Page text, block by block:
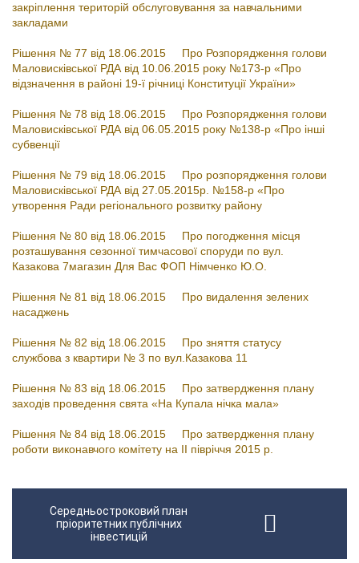
закріплення територій обслуговування за навчальними
закладами
Рішення № 77 від 18.06.2015 Про Розпорядження голови
Маловисківської РДА від 10.06.2015 року №173-р «Про
відзначення в районі 19-ї річниці Конституції України»
Рішення № 78 від 18.06.2015 Про Розпорядження голови
Маловисківської РДА від 06.05.2015 року №138-р «Про інші
субвенції
Рішення № 79 від 18.06.2015 Про розпорядження голови
Маловисківської РДА від 27.05.2015р. №158-р «Про
утворення Ради регіонального розвитку району
Рішення № 80 від 18.06.2015 Про погодження місця
розташування сезонної тимчасової споруди по вул.
Казакова 7магазин Для Вас ФОП Німченко Ю.О.
Рішення № 81 від 18.06.2015 Про видалення зелених
насаджень
Рішення № 82 від 18.06.2015 Про зняття статусу
службова з квартири № 3 по вул.Казакова 11
Рішення № 83 від 18.06.2015 Про затвердження плану
заходів проведення свята «На Купала нічка мала»
Рішення № 84 від 18.06.2015 Про затвердження плану
роботи виконавчого комітету на ІІ півріччя 2015 р.
Середньостроковий план
пріоритетних публічних
інвестицій